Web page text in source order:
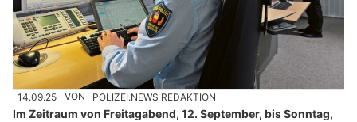
14.09.25 VON POLIZEI.NEWS REDAKTION
Im Zeitraum von Freitagabend, 12. September, bis Sonntag,